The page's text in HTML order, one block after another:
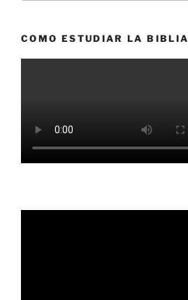
COMO ESTUDIAR LA BIBLIA